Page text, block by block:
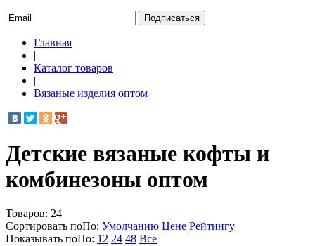
Подписаться
Главная
|
Каталог товаров
|
Вязаные изделия оптом
Детские вязаные кофты и
комбинезоны оптом
Товаров: 24
Сортировать поПо: Умолчанию Цене Рейтингу
Показывать поПо: 12 24 48 Все